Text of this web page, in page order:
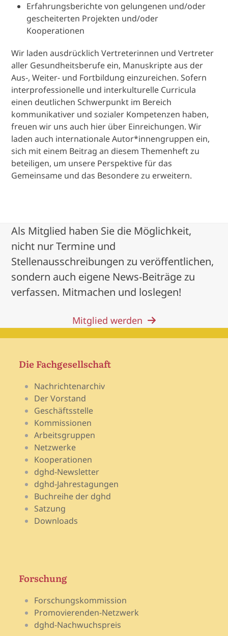
Erfahrungsberichte von gelungenen und/oder
gescheiterten Projekten und/oder
Kooperationen
Wir laden ausdrücklich Vertreterinnen und Vertreter
aller Gesundheitsberufe ein, Manuskripte aus der
Aus-, Weiter- und Fortbildung einzureichen. Sofern
interprofessionelle und interkulturelle Curricula
einen deutlichen Schwerpunkt im Bereich
kommunikativer und sozialer Kompetenzen haben,
freuen wir uns auch hier über Einreichungen. Wir
laden auch internationale Autor*innengruppen ein,
sich mit einem Beitrag an diesem Themenheft zu
beteiligen, um unsere Perspektive für das
Gemeinsame und das Besondere zu erweitern.
Als Mitglied haben Sie die Möglichkeit,
nicht nur Termine und
Stellenausschreibungen zu veröffentlichen,
sondern auch eigene News-Beiträge zu
verfassen. Mitmachen und loslegen!
Mitglied werden
Die Fachgesellschaft
Nachrichtenarchiv
Der Vorstand
Geschäftsstelle
Kommissionen
Arbeitsgruppen
Netzwerke
Kooperationen
dghd-Newsletter
dghd-Jahrestagungen
Buchreihe der dghd
Satzung
Downloads
Forschung
Forschungskommission
Promovierenden-Netzwerk
dghd-Nachwuchspreis